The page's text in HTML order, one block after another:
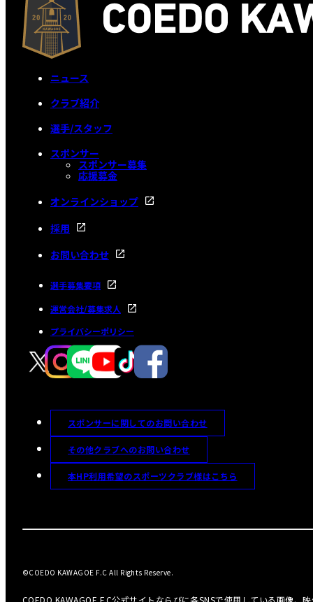
ニュース
クラブ紹介
選手/スタッフ
スポンサー
スポンサー募集
応援募金
オンラインショップ
採用
お問い合わせ
選手募集要項
運営会社/募集求人
プライバシーポリシー
スポンサーに関してのお問い合わせ
その他クラブへのお問い合わせ
本HP利用希望のスポーツクラブ様はこちら
COEDO KAWAGOE F.C公式サイトならびに各SNSで使用している画像、
©COEDO KAWAGOE F.C All Rights Reserve.